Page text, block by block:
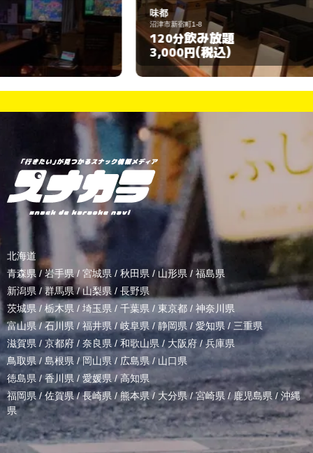
味都
沼津市新宿町1-8
120分 飲み放題
3,000円
北海道
青森県 / 岩手県/ 宮城県 / 秋田県 / 山形県/ 福島県
新潟県 /群馬県/山梨県 / 長野県
茨城県 / 栃木県 / 埼玉県 / 千葉県 / 東京都 / 神奈川県
富山県 /石川県/福井県/岐阜県 / 静岡県 / 愛知県 / 三重県
滋賀県 / 京都府 / 奈良県 / 和歌山県/ 大阪府 /兵庫県
鳥取県/ 島根県 /岡山県/ 広島県 / 山口県
徳島県 /香川県 / 愛媛県/高知県
福岡県/佐賀県/長崎県 /熊本県/ 大分県/宮崎県 /鹿児島県 / 沖縄
県